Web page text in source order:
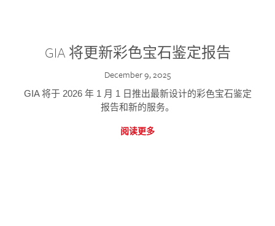
GIA 将更新彩色宝石鉴定报告
December 9, 2025
GIA 将于 2026 年 1 月 1 日推出最新设计的彩色宝石鉴定
报告和新的服务。
阅读更多